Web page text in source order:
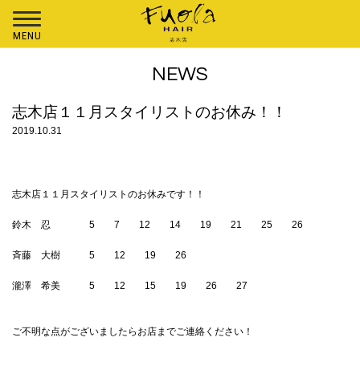
MENU
NEWS
志木店１１月スタイリストのお休み！！
2019.10.31
志木店１１月スタイリストのお休みです！！
鈴木 忍 5 7 12 14 19 21 25 26
斉藤 大樹 5 12 19 26
瀧澤 希美 5 12 15 19 26 27
ご不明な点がございましたらお店までご連絡ください！